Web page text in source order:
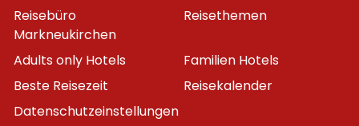
Reisebüro
Markneukirchen
Reisethemen
Adults only Hotels
Familien Hotels
Beste Reisezeit
Reisekalender
Datenschutzeinstellungen